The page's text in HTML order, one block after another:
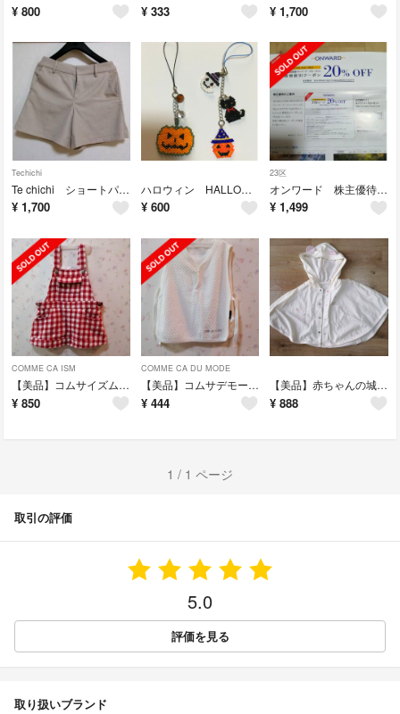
¥ 800 ¥ 333 ¥ 1,700
Techichi
Te chichi ショートパンツ
¥ 1,700
ハロウィン HALLOWEEN ストラップ 2点セット
¥ 600
23区
オンワード 株主優待 20%OFF 6回分
¥ 1,499
COMME CA ISM
【美品】コムサイズム ジャンパースカート ベビー 80
¥ 850
COMME CA DU MODE
【美品】コムサデモード ベスト ベビー 70
¥ 444
【美品】赤ちゃんの城 ポンチョ 60~90cm
¥ 888
1 / 1 ページ
取引の評価
5.0
評価を見る
取り扱いブランド